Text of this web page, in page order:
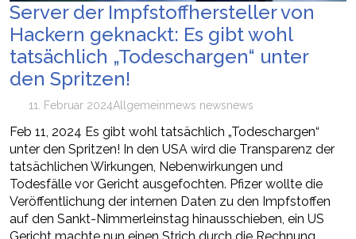
Server der Impfstoffhersteller von
Hackern geknackt: Es gibt wohl
tatsächlich „Todeschargen“ unter
den Spritzen!
11. Februar 2024Allgemeinmews newsnews
Feb 11, 2024 Es gibt wohl tatsächlich „Todeschargen“
unter den Spritzen! In den USA wird die Transparenz der
tatsächlichen Wirkungen, Nebenwirkungen und
Todesfälle vor Gericht ausgefochten. Pfizer wollte die
Veröffentlichung der internen Daten zu den Impfstoffen
auf den Sankt-Nimmerleinstag hinausschieben, ein US